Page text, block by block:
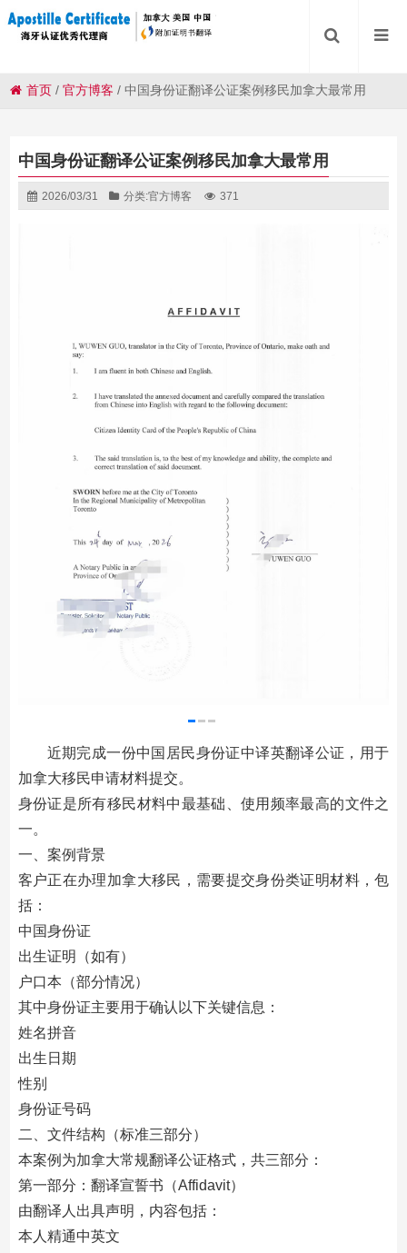
首页 /官方博客 /中国身份证翻译公证案例移民加拿大最常用
中国身份证翻译公证案例移民加拿大最常用
2026/03/31 分类:官方博客 371
近期完成一份中国居民身份证中译英翻译公证，用于
加拿大移民申请材料提交。
身份证是所有移民材料中最基础、使用频率最高的文件之
一。
一、案例背景
客户正在办理加拿大移民，需要提交身份类证明材料，包
括：
中国身份证
出生证明（如有）
户口本（部分情况）
其中身份证主要用于确认以下关键信息：
姓名拼音
出生日期
性别
身份证号码
二、文件结构（标准三部分）
本案例为加拿大常规翻译公证格式，共三部分：
第一部分：翻译宣誓书（Affidavit）
由翻译人出具声明，内容包括：
本人精通中英文